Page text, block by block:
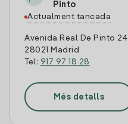
Pinto
Actualment tancada
Avenida Real De Pinto 24
28021 Madrid
Tel: 917 97 18 28
Més detalls